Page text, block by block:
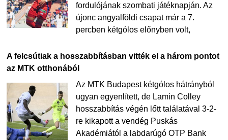
fordulójának szombati játéknapján. Az
újonc angyalföldi csapat már a 7.
percben kétgólos előnyben volt,
A felcsútiak a hosszabbításban vitték el a három pontot
az MTK otthonából
Az MTK Budapest kétgólos hátrányból
ugyan egyenlített, de Lamin Colley
hosszabbítás végén lőtt találatával 3-2-
re kikapott a vendég Puskás
Akadémiától a labdarúgó OTP Bank